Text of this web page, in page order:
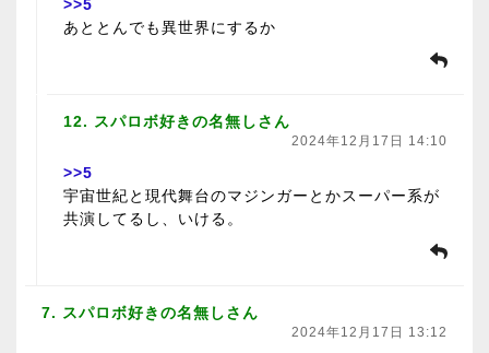
>>5
あととんでも異世界にするか
12. スパロボ好きの名無しさん
2024年12月17日 14:10
>>5
宇宙世紀と現代舞台のマジンガーとかスーパー系が
共演してるし、いける。
7. スパロボ好きの名無しさん
2024年12月17日 13:12